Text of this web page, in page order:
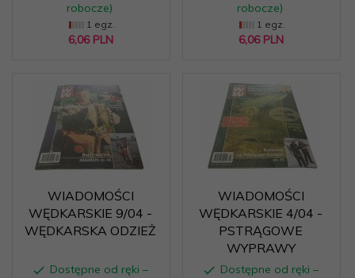
robocze)
1 egz.
6,06 PLN
robocze)
1 egz.
6,06 PLN
WIADOMOŚCI
WĘDKARSKIE 9/04 -
WĘDKARSKA ODZIEŻ
Dostępne od ręki –
WIADOMOŚCI
WĘDKARSKIE 4/04 -
PSTRĄGOWE
WYPRAWY
Dostępne od ręki –